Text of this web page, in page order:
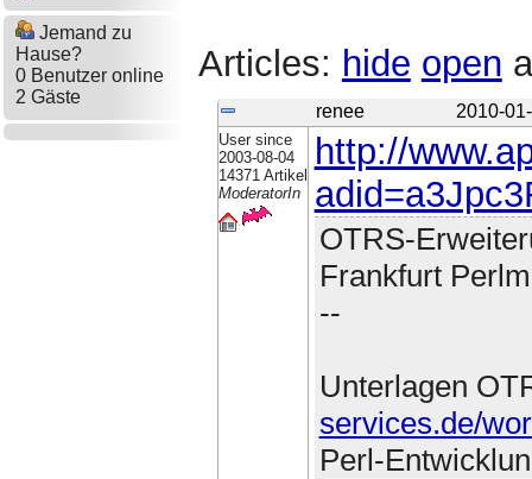
Jemand zu
Hause?
0 Benutzer online
2 Gäste
Articles: hide open
renee 2010-
User since
2003-08-04
14371 Artikel
ModeratorIn
http://
OTRS-
Frankfurt
--
Unterlagen
services.de/
Perl-